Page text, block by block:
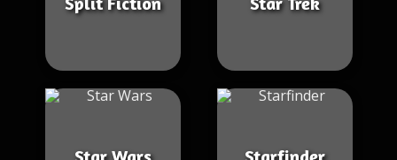
Star Wars Starfinder